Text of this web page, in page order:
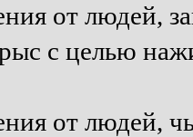
от людей,
с целью
от людей,